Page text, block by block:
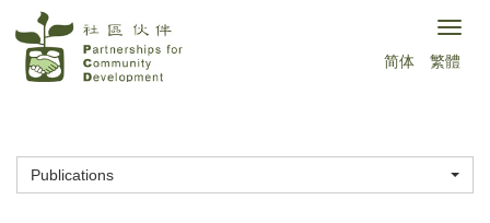
main
简体 繁體
Publications